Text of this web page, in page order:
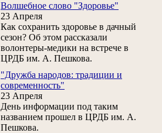
Волшебное слово "Здоровье"
23 Апреля
Как сохранить здоровье в дачный
сезон? Об этом рассказали
волонтеры-медики на встрече в
ЦРДБ им. А. Пешкова.
"Дружба народов: традиции и
современность"
23 Апреля
День информации под таким
названием прошел в ЦРДБ им. А.
Пешкова.